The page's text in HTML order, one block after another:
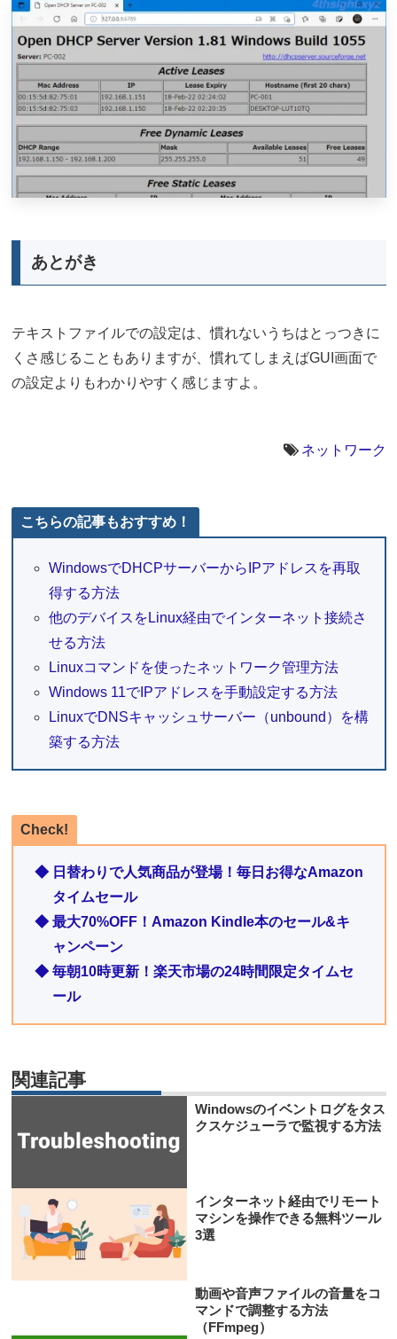
あとがき
テキストファイルでの設定は、慣れないうちはとっつきに
くさ感じることもありますが、慣れてしまえばGUI画面で
の設定よりもわかりやすく感じますよ。
ネットワーク
こちらの記事もおすすめ！
WindowsでDHCPサーバーからIPアドレスを再取
得する方法
他のデバイスをLinux経由でインターネット接続さ
せる方法
Linuxコマンドを使ったネットワーク管理方法
Windows 11でIPアドレスを手動設定する方法
LinuxでDNSキャッシュサーバー（unbound）を構
築する方法
Check!
◆ 日替わりで人気商品が登場！毎日お得なAmazon
タイムセール
◆ 最大70%OFF！Amazon Kindle本のセール&キ
ャンペーン
◆ 毎朝10時更新！楽天市場の24時間限定タイムセ
ール
関連記事
Windowsのイベントログをタス
クスケジューラで監視する方法
インターネット経由でリモート
マシンを操作できる無料ツール
3選
動画や音声ファイルの音量をコ
マンドで調整する方法
（FFmpeg）